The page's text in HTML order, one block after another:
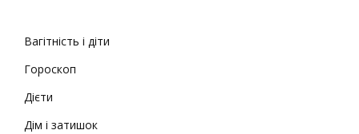
Вагітність і діти
Гороскоп
Дієти
Дім і затишок